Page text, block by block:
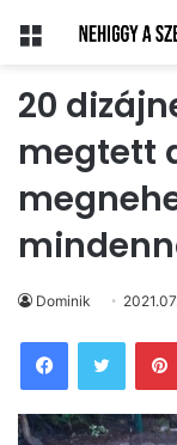
Menü
20
megtett
Dominik